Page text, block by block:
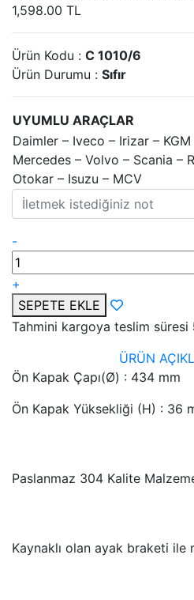
1,598.00 TL
Ürün Kodu : C 1010/6
Ürün Durumu : Sıfır
UYUMLU ARAÇLAR
Daimler – Iveco – Irizar –
Mercedes – Volvo – Scania –
Otokar – Isuzu – MCV
-
+
SEPETE EKLE
Tahmini kargoya teslim süresi
ÜRÜN
Ön Kapak Çapı(Ø) : 434 mm
Ön Kapak
Paslanmaz 304
Kaynaklı olan ayak braketi ile